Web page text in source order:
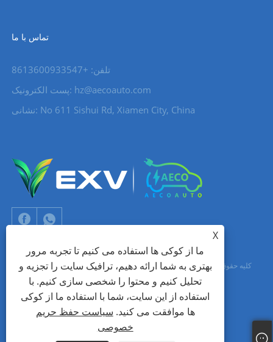
تماس با ما
تلفن: +8613600933547
پست الکترونیک: hz@aecoauto.com
نشانی: No 611 Sishui Rd, Xiamen City, China
حق چاپ © 2024 Xiamen Aecoauto Technology Co., Ltd. کلیه حقوق محفوظ
پشتیبانی فنی وب سایت:
شبکه TIANYU
RSS XML
X
ما از کوکی ها استفاده می کنیم تا تجربه مرور
بهتری به شما ارائه دهیم، ترافیک سایت را تجزیه و
تحلیل کنیم و محتوا را شخصی سازی کنیم. با
استفاده از این سایت، شما با استفاده ما از کوکی
ها موافقت می کنید. سیاست حفظ حریم
خصوصی